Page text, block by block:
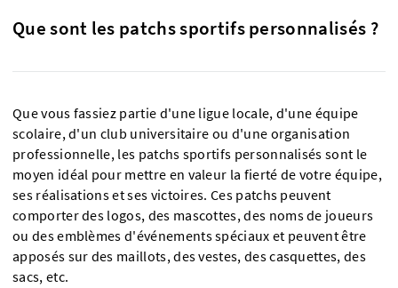
Que sont les patchs sportifs personnalisés ?
Que vous fassiez partie d'une ligue locale, d'une équipe
scolaire, d'un club universitaire ou d'une organisation
professionnelle, les patchs sportifs personnalisés sont le
moyen idéal pour mettre en valeur la fierté de votre équipe,
ses réalisations et ses victoires. Ces patchs peuvent
comporter des logos, des mascottes, des noms de joueurs
ou des emblèmes d'événements spéciaux et peuvent être
apposés sur des maillots, des vestes, des casquettes, des
sacs, etc.